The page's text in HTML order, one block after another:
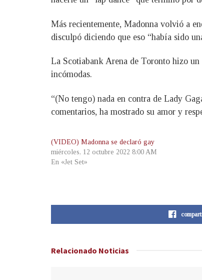
Más recientemente, Madonna volvió a
disculpó diciendo que eso “había sido
La Scotiabank Arena de Toronto hizo un
incómodas.
“(No tengo) nada en contra de Lady
comentarios, ha mostrado su amor y
(VIDEO) Madonna se declaró gay
miércoles, 12 octubre 2022 8:00 AM
En «Jet Set»
Relacionado Noticias